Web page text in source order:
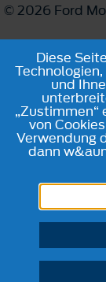
© 2026 Ford
Diese
und
„Zustimmen“
von
Verwendung
dann